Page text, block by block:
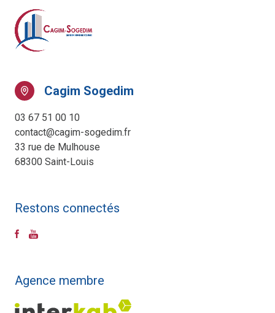
Cagim Sogedim
03 67 51 00 10
contact@cagim-sogedim.fr
33 rue de Mulhouse
68300 Saint-Louis
Restons connectés
Agence membre